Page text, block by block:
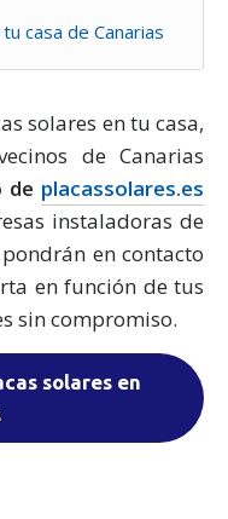
casa de Canarias
solares en tu casa,
de Canarias
de placassolares.es
instaladoras de
en contacto
en función de tus
sin compromiso.
solares en